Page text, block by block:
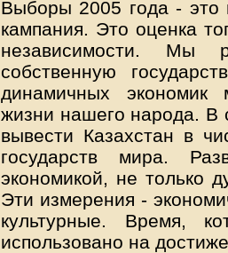
Выборы 2005 года - это
кампания. Это оценка
независимости. Мы
собственную
динамичных экономик
жизни нашего народа. В
вывести Казахстан в
государств мира.
экономикой, не только
Эти измерения -
культурные. Время,
использовано на